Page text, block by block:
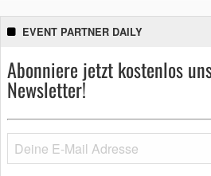
EVENT PARTNER DAILY
Abonniere jetzt kostenlos
Newsletter!